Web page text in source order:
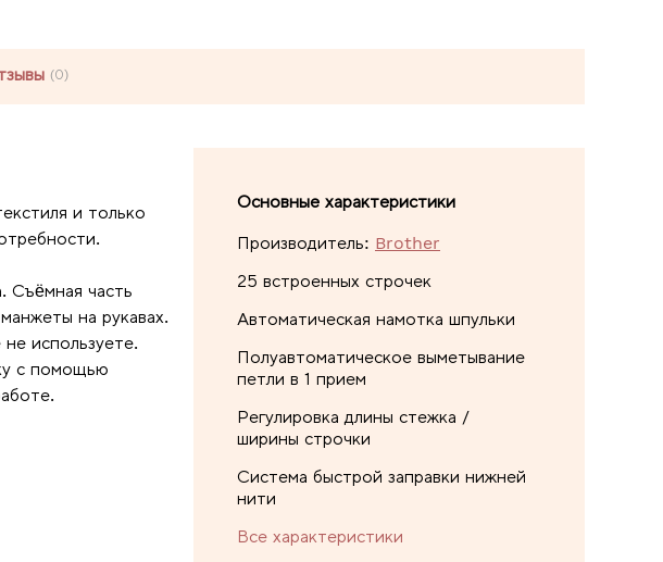
(0)
и только
Съёмная часть
на рукавах.
используете.
с помощью
Основные характеристики
Производитель: Brother
25 встроенных строчек
Автоматическая намотка шпульки
Полуавтоматическое выметывание
петли в 1 прием
Регулировка длины стежка /
ширины строчки
Система быстрой заправки нижней
нити
Все характеристики